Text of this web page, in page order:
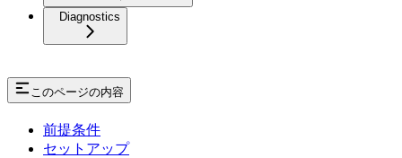
Diagnostics
このページの内容
前提条件
セットアップ